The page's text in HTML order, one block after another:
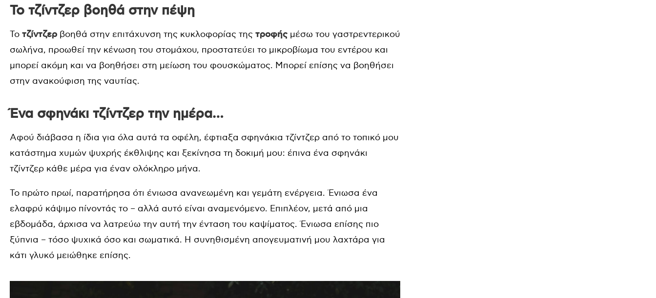
Το τζίντζερ βοηθά στην πέψη
Το τζίντζερ βοηθά στην επιτάχυνση της κυκλοφορίας της τροφής μέσω του γαστρεντερικού
σωλήνα, προωθεί την κένωση του στομάχου, προστατεύει το μικροβίωμα του εντέρου και
μπορεί ακόμη και να βοηθήσει στη μείωση του φουσκώματος. Μπορεί επίσης να βοηθήσει
στην ανακούφιση της ναυτίας.
Ένα σφηνάκι τζίντζερ την ημέρα…
Αφού διάβασα η ίδια για όλα αυτά τα οφέλη, έφτιαξα σφηνάκια τζίντζερ από το τοπικό μου
κατάστημα χυμών ψυχρής έκθλιψης και ξεκίνησα τη δοκιμή μου: έπινα ένα σφηνάκι
τζίντζερ κάθε μέρα για έναν ολόκληρο μήνα.
Το πρώτο πρωί, παρατήρησα ότι ένιωσα ανανεωμένη και γεμάτη ενέργεια. Ένιωσα ένα
ελαφρύ κάψιμο πίνοντάς το – αλλά αυτό είναι αναμενόμενο. Επιπλέον, μετά από μια
εβδομάδα, άρχισα να λατρεύω την αυτή την ένταση του καψίματος. Ένιωσα επίσης πιο
ξύπνια – τόσο ψυχικά όσο και σωματικά. Η συνηθισμένη απογευματινή μου λαχτάρα για
κάτι γλυκό μειώθηκε επίσης.